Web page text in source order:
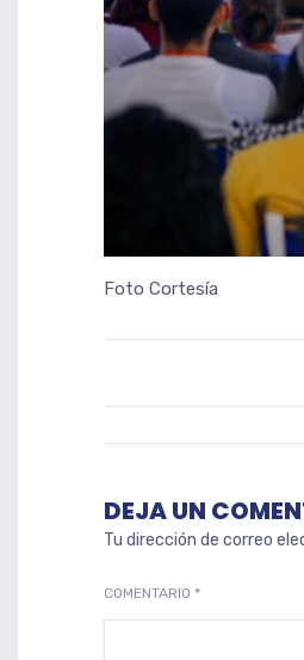
Foto Cortesía
DEJA UN
Tu dirección de correo
COMENTARIO *